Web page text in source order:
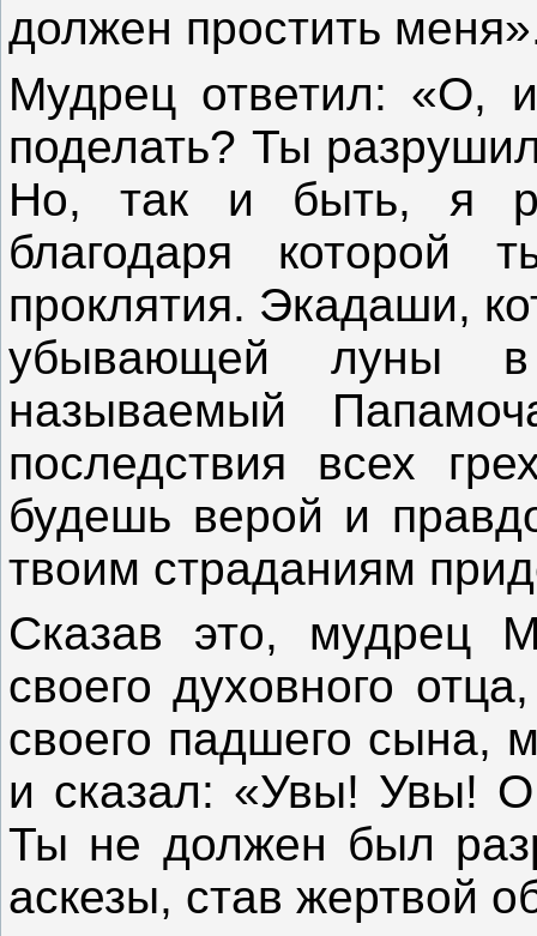
должен простить
Мудрец ответил: «О,
поделать? Ты
Но, так и быть, я
благодаря которой
проклятия. Экадаши,
убывающей луны в
называемый
последствия всех
будешь верой и
твоим страданиям
Сказав это, мудрец
своего духовного
своего падшего сына,
и сказал: «Увы! Увы!
Ты не должен был
аскезы, став жертвой